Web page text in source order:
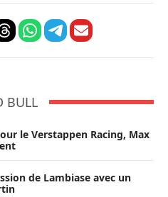
BULL
le Verstappen Racing, Max
de Lambiase avec un